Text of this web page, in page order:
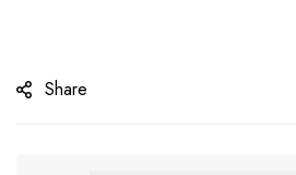
Share